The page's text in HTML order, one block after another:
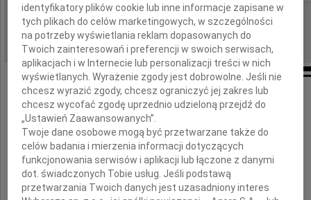
REGION: Lublin
DATA EMISJI: 03.09.2018
Nigdy nie jesteśmy gotowi na odejście
Naszych rodziców, a oni odchodzą
identyfikatory plików cookie lub inne informacje zapisane w
tych plikach do celów marketingowych, w szczególności
na potrzeby wyświetlania reklam dopasowanych do
Twoich zainteresowań i preferencji w swoich serwisach,
aplikacjach i w Internecie lub personalizacji treści w nich
wyświetlanych. Wyrażenie zgody jest dobrowolne. Jeśli nie
chcesz wyrazić zgody, chcesz ograniczyć jej zakres lub
chcesz wycofać zgodę uprzednio udzieloną przejdź do
„Ustawień Zaawansowanych”.
Twoje dane osobowe mogą być przetwarzane także do
celów badania i mierzenia informacji dotyczących
funkcjonowania serwisów i aplikacji lub łączone z danymi
dot. świadczonych Tobie usług. Jeśli podstawą
przetwarzania Twoich danych jest uzasadniony interes